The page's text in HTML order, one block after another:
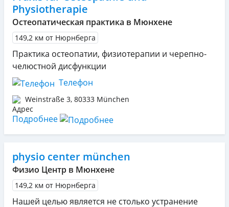
Physiotherapie
Остеопатическая практика в Мюнхене
149,2 км от Нюрнберга
Практика остеопатии, физиотерапии и черепно-
челюстной дисфункции
Телефон
Weinstraße 3, 80333 München
Подробнее
physio center münchen
Физио Центр в Мюнхене
149,2 км от Нюрнберга
Нашей целью является не столько устранение